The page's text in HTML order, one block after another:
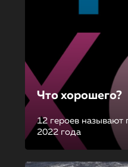
Что хорошего?
12 героев называют
2022 года